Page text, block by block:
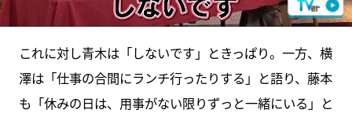
これに対し青木は「しないです」ときっぱり。一方、横
澤は「仕事の合間にランチ行ったりする」と語り、藤本
も「休みの日は、用事がない限りずっと一緒にいる」と